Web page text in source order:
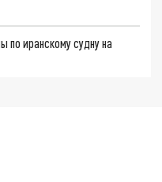
по иранскому судну на